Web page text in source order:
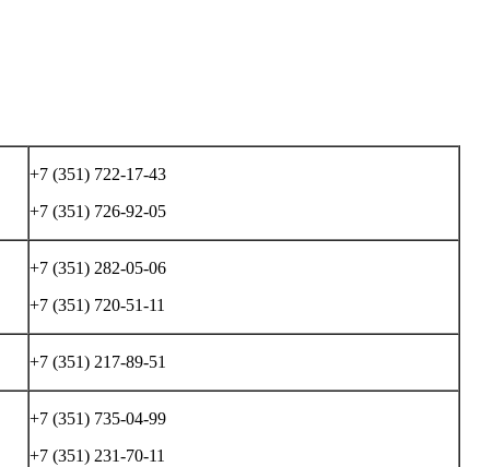
+7 (351) 722-17-43
+7 (351) 726-92-05
+7 (351) 282-05-06
+7 (351) 720-51-11
+7 (351) 217-89-51
+7 (351) 735-04-99
+7 (351) 231-70-11